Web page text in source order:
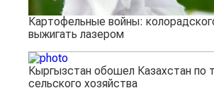
Картофельные войны:
выжигать лазером
Кыргызстан обошел Казахстан по
сельского хозяйства